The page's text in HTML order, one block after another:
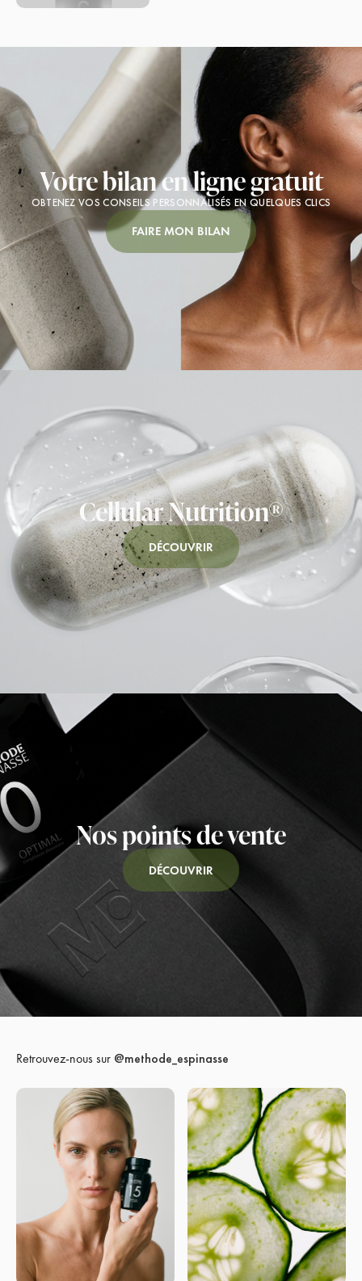
Votre bilan en ligne gratuit
OBTENEZ VOS CONSEILS PERSONNALISÉS EN QUELQUES CLICS
FAIRE MON BILAN
Cellular Nutrition®
DÉCOUVRIR
Nos points de vente
DÉCOUVRIR
Retrouvez-nous sur @methode_espinasse